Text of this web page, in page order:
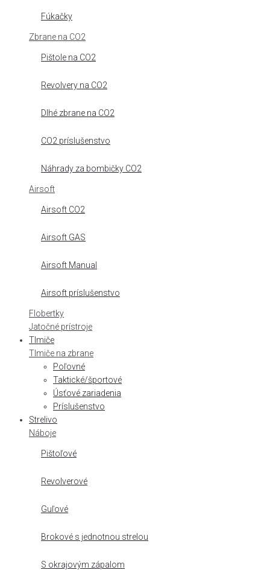
Fúkačky
Zbrane na CO2
Pištole na CO2
Revolvery na CO2
Dlhé zbrane na CO2
CO2 príslušenstvo
Náhrady za bombičky CO2
Airsoft
Airsoft CO2
Airsoft GAS
Airsoft Manual
Airsoft príslušenstvo
Flobertky
Jatočné prístroje
Tlmiče
Tlmiče na zbrane
Poľovné
Taktické/športové
Úsťové zariadenia
Príslušenstvo
Strelivo
Náboje
Pištoľové
Revolverové
Guľové
Brokové s jednotnou strelou
S okrajovým zápalom